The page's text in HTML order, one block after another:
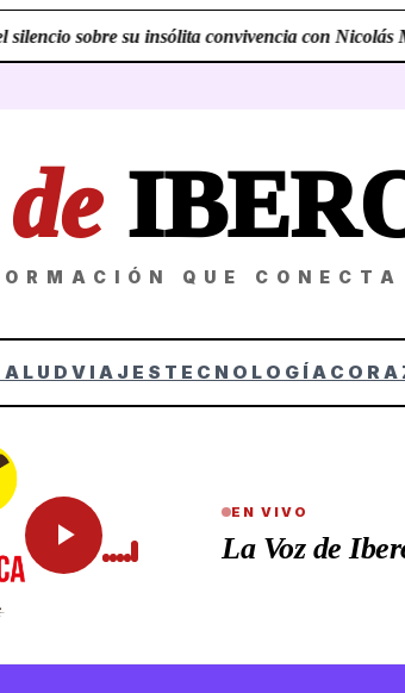
sobre su insólita convivencia con Nicolás
de
QUE
VIAJES TECNOLOGÍA
EN VIVO
La Voz de